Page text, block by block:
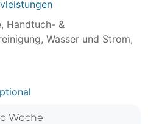
Handtuch- &
Wasser und Strom,
Woche